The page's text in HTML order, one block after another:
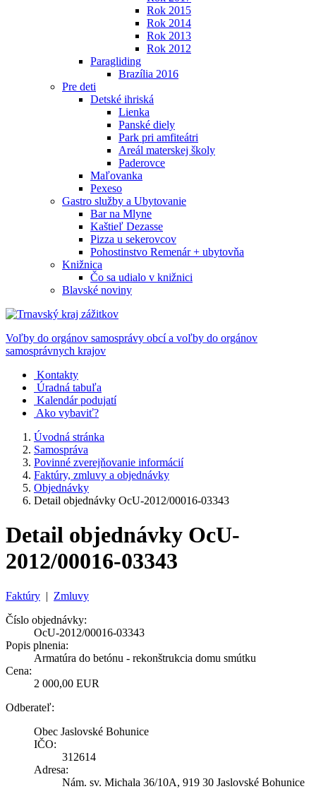
Rok 2015
Rok 2014
Rok 2013
Rok 2012
Paragliding
Brazília 2016
Pre deti
Detské ihriská
Lienka
Panské diely
Park pri amfiteátri
Areál materskej školy
Paderovce
Maľovanka
Pexeso
Gastro služby a Ubytovanie
Bar na Mlyne
Kaštieľ Dezasse
Pizza u sekerovcov
Pohostinstvo Remenár + ubytovňa
Knižnica
Čo sa udialo v knižnici
Blavské noviny
Voľby do orgánov samosprávy obcí a voľby do orgánov
samosprávnych krajov
Kontakty
Úradná tabuľa
Kalendár podujatí
Ako vybaviť?
Úvodná stránka
Samospráva
Povinné zverejňovanie informácií
Faktúry, zmluvy a objednávky
Objednávky
Detail objednávky OcU-2012/00016-03343
Detail objednávky OcU-
2012/00016-03343
Faktúry | Zmluvy
Číslo objednávky:
OcU-2012/00016-03343
Popis plnenia:
Armatúra do betónu - rekonštrukcia domu smútku
Cena:
2 000,00 EUR
Odberateľ:
Obec Jaslovské Bohunice
IČO:
312614
Adresa:
Nám. sv. Michala 36/10A, 919 30 Jaslovské Bohunice